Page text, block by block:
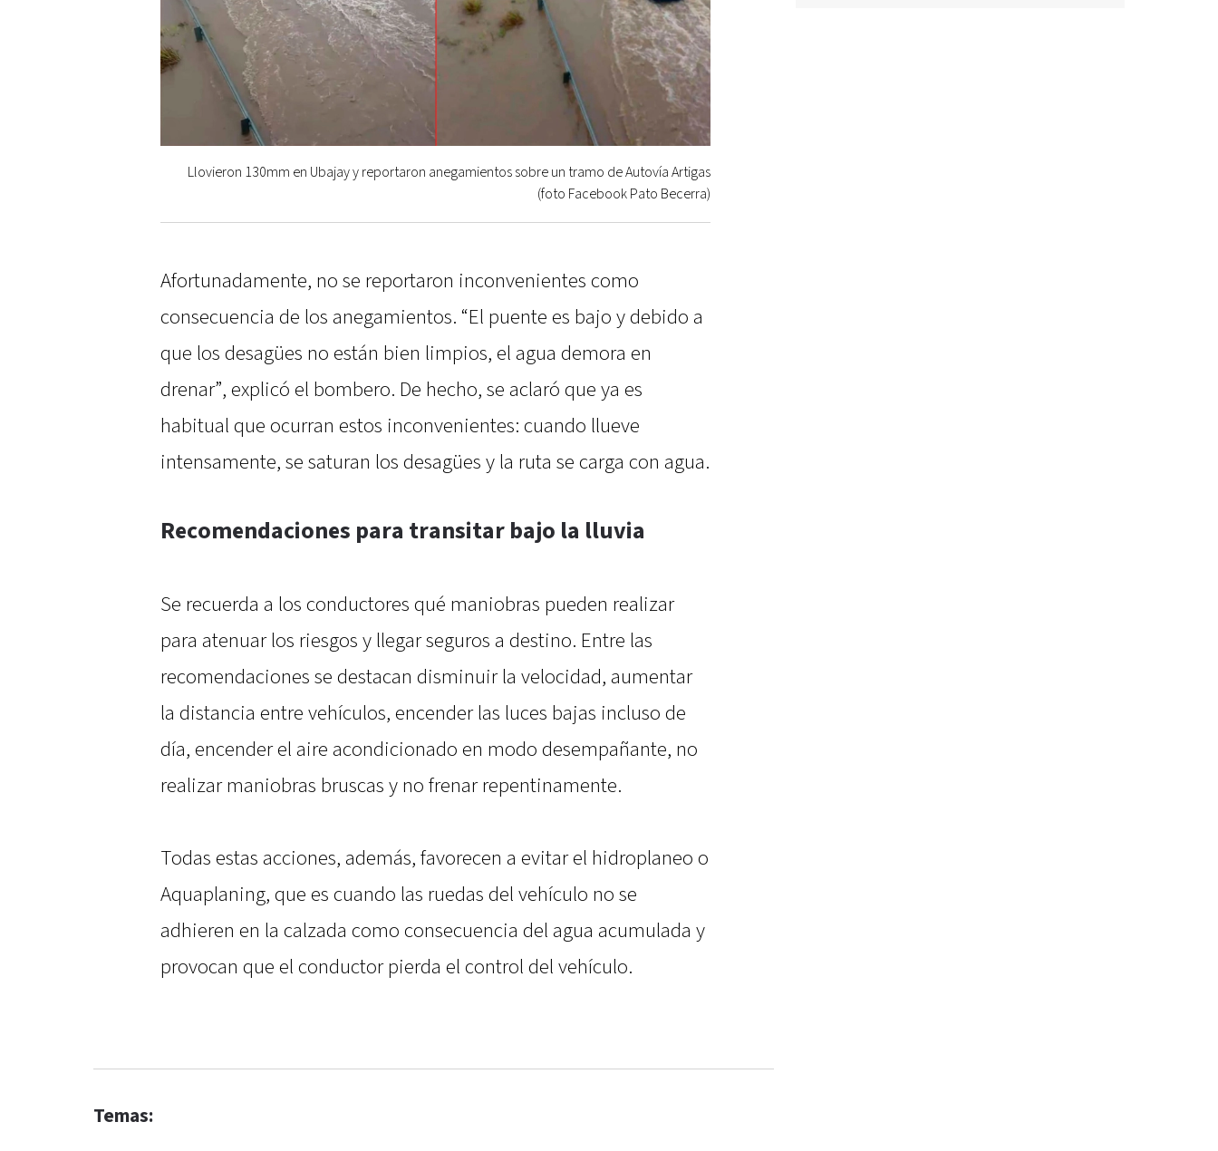
Llovieron 130mm en Ubajay y reportaron anegamientos sobre un tramo de Autovía Artigas
(foto Facebook Pato Becerra)
Afortunadamente, no se reportaron inconvenientes como
consecuencia de los anegamientos. “El puente es bajo y debido a
que los desagües no están bien limpios, el agua demora en
drenar”, explicó el bombero. De hecho, se aclaró que ya es
habitual que ocurran estos inconvenientes: cuando llueve
intensamente, se saturan los desagües y la ruta se carga con agua.
Recomendaciones para transitar bajo la lluvia
Se recuerda a los conductores qué maniobras pueden realizar
para atenuar los riesgos y llegar seguros a destino. Entre las
recomendaciones se destacan disminuir la velocidad, aumentar
la distancia entre vehículos, encender las luces bajas incluso de
día, encender el aire acondicionado en modo desempañante, no
realizar maniobras bruscas y no frenar repentinamente.
Todas estas acciones, además, favorecen a evitar el hidroplaneo o
Aquaplaning, que es cuando las ruedas del vehículo no se
adhieren en la calzada como consecuencia del agua acumulada y
provocan que el conductor pierda el control del vehículo.
Temas: